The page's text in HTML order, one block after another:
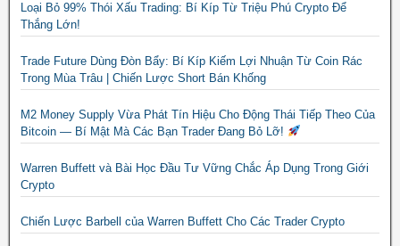
Loại Bỏ 99% Thói Xấu Trading: Bí Kíp Từ Triệu Phú Crypto Để
Thắng Lớn!
Trade Future Dùng Đòn Bẩy: Bí Kíp Kiếm Lợi Nhuận Từ Coin Rác
Trong Mùa Trâu | Chiến Lược Short Bán Khống
M2 Money Supply Vừa Phát Tín Hiệu Cho Động Thái Tiếp Theo Của
Bitcoin — Bí Mật Mà Các Bạn Trader Đang Bỏ Lỡ!
Warren Buffett và Bài Học Đầu Tư Vững Chắc Áp Dụng Trong Giới
Crypto
Chiến Lược Barbell của Warren Buffett Cho Các Trader Crypto